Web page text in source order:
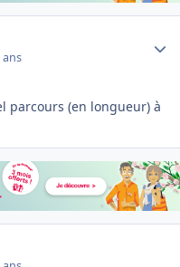
ans
parcours (en longueur) à